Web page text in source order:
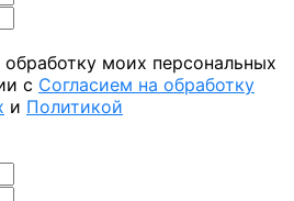
моих персональных
с Согласием на обработку
и Политикой